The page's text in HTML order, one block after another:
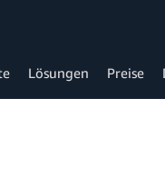
Lösungen Preise